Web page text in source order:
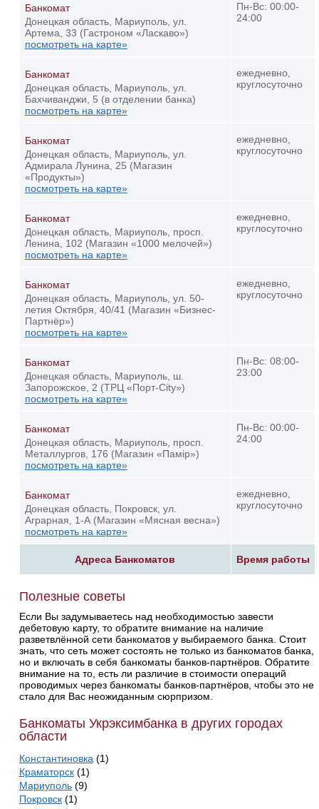
Адреса Банкоматов Время работы
Банкомат
Донецкая область, Мариуполь, ул.
Артема, 33 (Гастроном «Ласкаво»)
посмотреть на карте»
Пн-Вс: 00:00-
24:00
Банкомат
Донецкая область, Мариуполь, ул.
Бахчиванджи, 5 (в отделении банка)
посмотреть на карте»
ежедневно,
круглосуточно
Банкомат
Донецкая область, Мариуполь, ул.
Адмирала Лунина, 25 (Магазин
«Продукты»)
посмотреть на карте»
ежедневно,
круглосуточно
Банкомат
Донецкая область, Мариуполь, просп.
Ленина, 102 (Магазин «1000 мелочей»)
посмотреть на карте»
ежедневно,
круглосуточно
Банкомат
Донецкая область, Мариуполь, ул. 50-
летия Октября, 40/41 (Магазин «Бизнес-
Партнёр»)
посмотреть на карте»
ежедневно,
круглосуточно
Банкомат
Донецкая область, Мариуполь, ш.
Запорожское, 2 (ТРЦ «Порт-Сity»)
посмотреть на карте»
Пн-Вс: 08:00-
23:00
Банкомат
Донецкая область, Мариуполь, просп.
Металлургов, 176 (Магазин «Памір»)
посмотреть на карте»
Пн-Вс: 00:00-
24:00
Банкомат
Донецкая область, Покровск, ул.
Аграрная, 1-А (Магазин «Мясная весна»)
посмотреть на карте»
ежедневно,
круглосуточно
Полезные советы
Если Вы задумываетесь над необходимостью завести
дебетовую карту, то обратите внимание на наличие
разветвлённой сети банкоматов у выбираемого банка. Стоит
знать, что сеть может состоять не только из банкоматов банка,
но и включать в себя банкоматы банков-партнёров. Обратите
внимание на то, есть ли различие в стоимости операций
проводимых через банкоматы банков-партнёров, чтобы это не
стало для Вас неожиданным сюрпризом.
Банкоматы Укрэксимбанка в других городах
области
Константиновка (1)
Краматорск(1)
Мариуполь(9)
Покровск(1)